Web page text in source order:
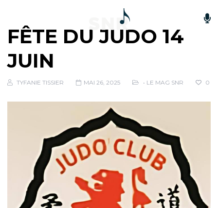
FÊTE DU JUDO 14
JUIN
TYFANIE TISSIER MAI 26, 2025 • LE MAG SNR 0